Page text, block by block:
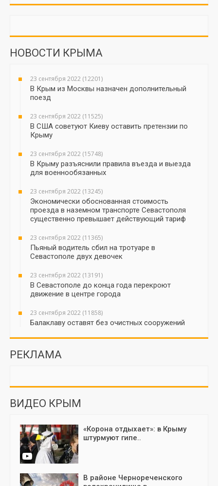
НОВОСТИ КРЫМА
23 сентября 2022 (12201)
В Крым из Москвы назначен дополнительный
поезд
23 сентября 2022 (11525)
В США советуют Киеву оставить претензии по
Крыму
23 сентября 2022 (15748)
В Крыму разъяснили правила въезда и выезда
для военнообязанных
23 сентября 2022 (13245)
Экономически обоснованная стоимость
проезда в наземном транспорте Севастополя
существенно превышает действующий тариф
23 сентября 2022 (11365)
Пьяный водитель сбил на тротуаре в
Севастополе двух девочек
23 сентября 2022 (13191)
В Севастополе до конца года перекроют
движение в центре города
23 сентября 2022 (11858)
Балаклаву оставят без очистных сооружений
РЕКЛАМА
ВИДЕО КРЫМ
«Корона отдыхает»: в Крыму
штурмуют гипе..
В районе Чернореченского